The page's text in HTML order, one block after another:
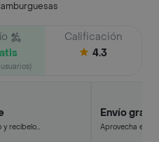
Calificación
4.3
y recíbelo
Envío
Aprovecha este